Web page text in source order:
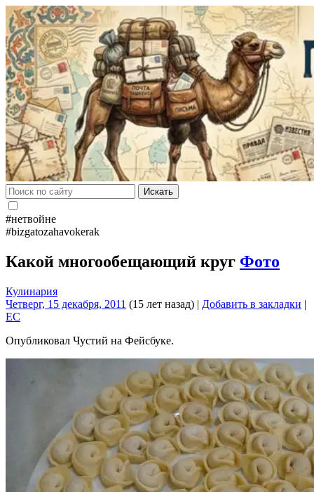
Искать
#нетвойне
#bizgatozahavokerak
Какой многообещающий круг Фото
Кулинария
Четверг, 15 декабря, 2011 (15 лет назад) | Добавить в закладки |
EC
Опубликовал Чустий на Фейсбуке.